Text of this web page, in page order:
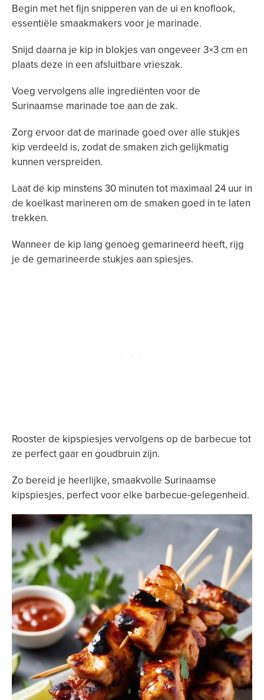
Begin met het fijn snipperen van de ui en knoflook,
essentiële smaakmakers voor je marinade.
Snijd daarna je kip in blokjes van ongeveer 3×3 cm en
plaats deze in een afsluitbare vrieszak.
Voeg vervolgens alle ingrediënten voor de
Surinaamse marinade toe aan de zak.
Zorg ervoor dat de marinade goed over alle stukjes
kip verdeeld is, zodat de smaken zich gelijkmatig
kunnen verspreiden.
Laat de kip minstens 30 minuten tot maximaal 24 uur in
de koelkast marineren om de smaken goed in te laten
trekken.
Wanneer de kip lang genoeg gemarineerd heeft, rijg
je de gemarineerde stukjes aan spiesjes.
Rooster de kipspiesjes vervolgens op de barbecue tot
ze perfect gaar en goudbruin zijn.
Zo bereid je heerlijke, smaakvolle Surinaamse
kipspiesjes, perfect voor elke barbecue-gelegenheid.